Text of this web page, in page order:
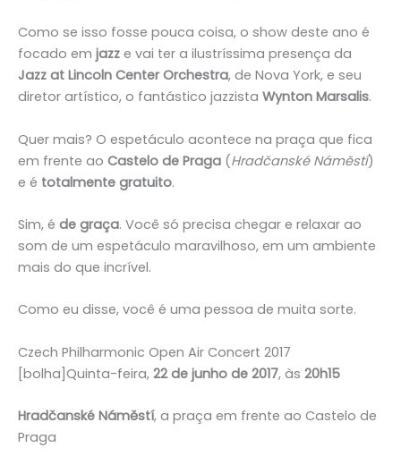
Como se isso fosse pouca coisa, o show deste ano é
focado em jazz e vai ter a ilustríssima presença da
Jazz at Lincoln Center Orchestra, de Nova York, e seu
diretor artístico, o fantástico jazzista Wynton Marsalis.
Quer mais? O espetáculo acontece na praça que fica
em frente ao Castelo de Praga (Hradčanské Náměstí)
e é totalmente gratuito.
Sim, é de graça. Você só precisa chegar e relaxar ao
som de um espetáculo maravilhoso, em um ambiente
mais do que incrível.
Como eu disse, você é uma pessoa de muita sorte.
Czech Philharmonic Open Air Concert 2017
[bolha]Quinta-feira, 22 de junho de 2017, às 20h15
Hradčanské Náměstí, a praça em frente ao Castelo de
Praga